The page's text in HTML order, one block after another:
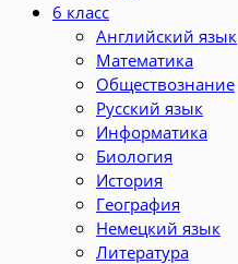
6 класс
Английский язык
Математика
Обществознание
Русский язык
Информатика
Биология
История
География
Немецкий язык
Литература